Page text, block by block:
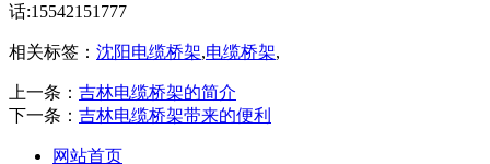
话:15542151777
相关标签： 沈阳电缆桥架,电缆桥架,
上一条： 吉林电缆桥架的简介
下一条： 吉林电缆桥架带来的便利
网站首页